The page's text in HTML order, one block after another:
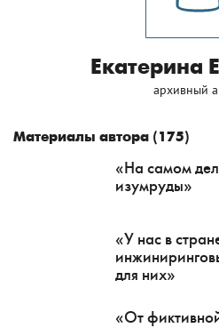
Екатерина
архивный
Материалы автора (175)
«На самом
изумруды»
«У нас в
для них»
«От